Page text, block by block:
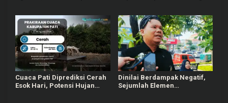
Cuaca Pati Diprediksi Cerah
Esok Hari, Potensi Hujan
Dinilai Berdampak Negatif,
Sejumlah Elemen